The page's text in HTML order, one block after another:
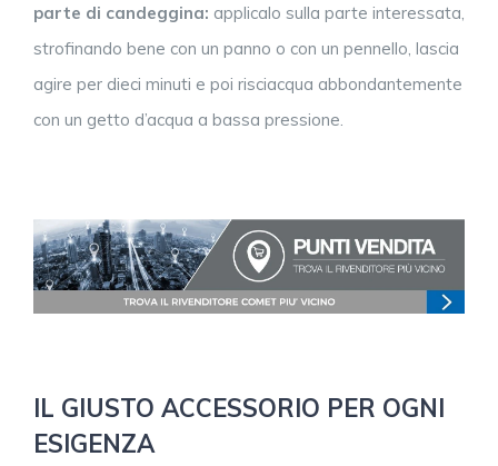
parte di candeggina: applicalo sulla parte interessata,
strofinando bene con un panno o con un pennello, lascia
agire per dieci minuti e poi risciacqua abbondantemente
con un getto d’acqua a bassa pressione.
IL GIUSTO ACCESSORIO PER OGNI
ESIGENZA